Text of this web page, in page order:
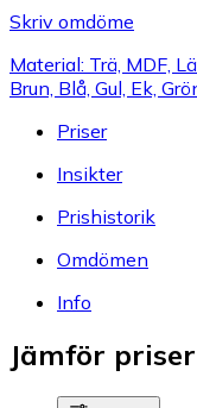
Skriv omdöme
Material: Trä, MDF,
Brun, Blå, Gul, Ek,
Priser
Insikter
Prishistorik
Omdömen
Info
Jämför